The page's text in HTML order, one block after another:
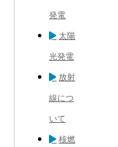
発電
太陽
光発電
放射
線につ
いて
核燃